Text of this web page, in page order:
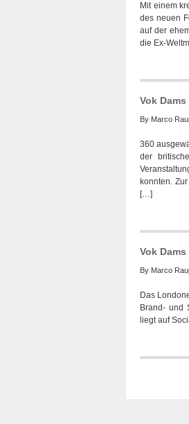
Mit einem
des neuen
auf der
die Ex-
Vok
By Marco
360
der
konnten.
[…]
Vok
By Marco
Das
Brand- und
liegt auf